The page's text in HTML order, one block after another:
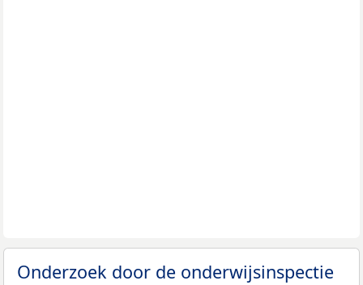
Onderzoek door de onderwijsinspectie